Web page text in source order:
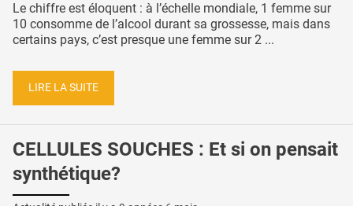
Le chiffre est éloquent : à l’échelle mondiale, 1 femme sur
10 consomme de l’alcool durant sa grossesse, mais dans
certains pays, c’est presque une femme sur 2 ...
LIRE LA SUITE
CELLULES SOUCHES : Et si on pensait
synthétique?